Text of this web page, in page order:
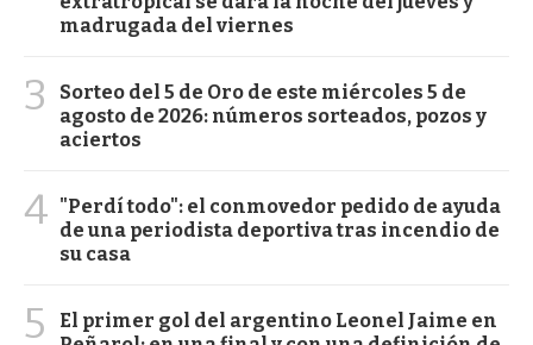
madrugada del viernes
3
Sorteo del 5 de Oro de este miércoles 5 de
agosto de 2026: números sorteados, pozos y
aciertos
4 "Perdí todo": el conmovedor pedido de ayuda
de una periodista deportiva tras incendio de
su casa
5
El primer gol del argentino Leonel Jaime en